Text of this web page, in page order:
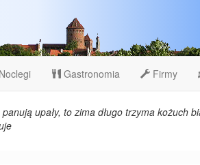
Noclegi Gastronomia Firmy
upały, to zima długo trzyma kożuch